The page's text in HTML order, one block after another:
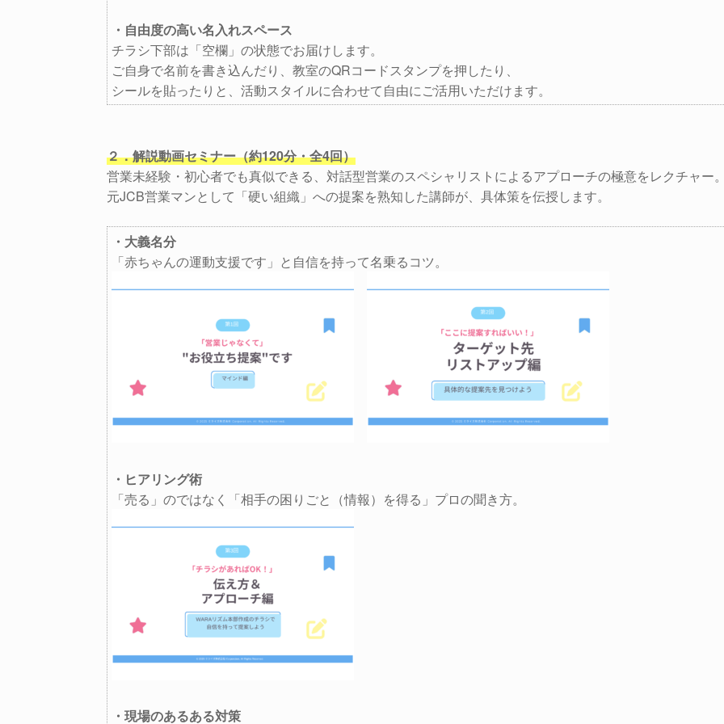
・自由度の高い名入れスペース
チラシ下部は「空欄」の状態でお届けします。
ご自身で名前を書き込んだり、教室のQRコードスタンプを押したり、
シールを貼ったりと、活動スタイルに合わせて自由にご活用いただけます。
２．解説動画セミナー（約120分・全4回）
営業未経験・初心者でも真似できる、対話型営業のスペシャリストによるアプローチの極意をレクチャー
元JCB営業マンとして「硬い組織」への提案を熟知した講師が、具体策を伝授します。
・大義名分
「赤ちゃんの運動支援です」と自信を持って名乗るコツ。
・ヒアリング術
「売る」のではなく「相手の困りごと（情報）を得る」プロの聞き方。
・現場のあるある対策